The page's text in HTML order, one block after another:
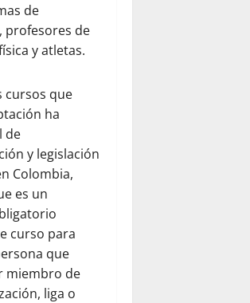
de
profesores de
y atletas.
cursos que
ha
de
y legislación
Colombia,
es un
curso para
que
miembro de
liga o